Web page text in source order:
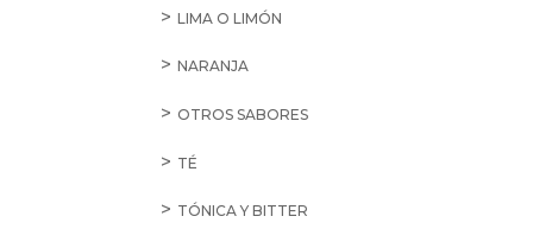
LIMA O LIMÓN
NARANJA
OTROS SABORES
TÉ
TÓNICA Y BITTER